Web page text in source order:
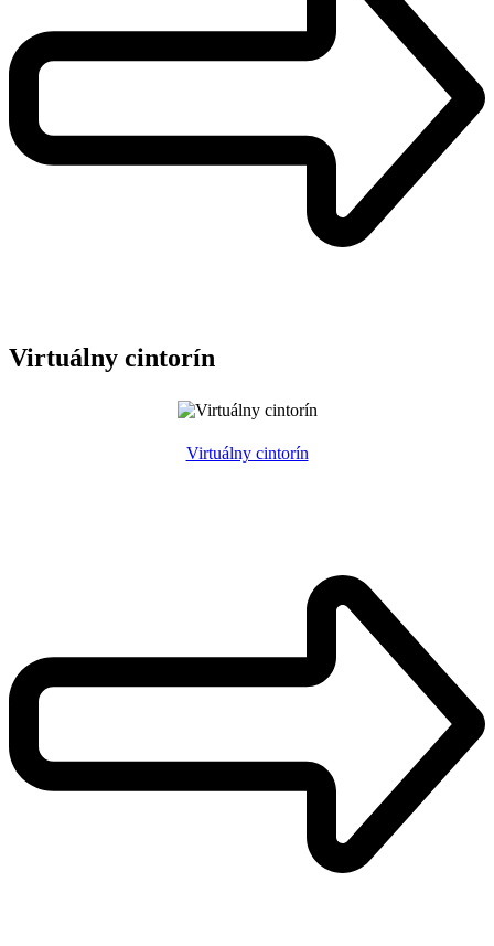
Virtuálny cintorín
Virtuálny cintorín